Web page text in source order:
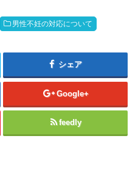
男性不妊の対応について
シェア
Google+
feedly